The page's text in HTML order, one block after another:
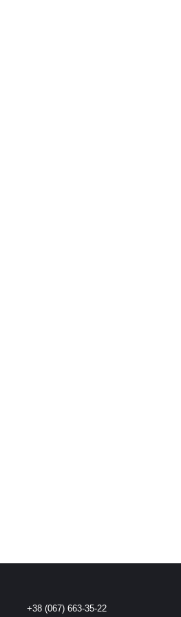
+38 (067) 663-35-22